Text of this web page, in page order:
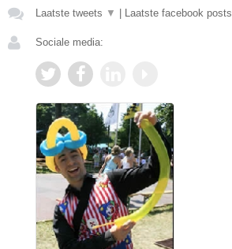
Laatste tweets ▼ Laatste facebook posts
Sociale media: